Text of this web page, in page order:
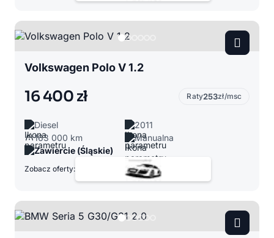
Volkswagen Polo V 1.2
16 400 zł Raty253zł/msc
Diesel
2011
163 000 km
Manualna
Zawiercie (Śląskie)
Zobacz oferty: